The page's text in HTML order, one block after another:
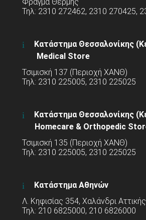
Τηλ: 2310 272462, 2310 270425,
Κατάστημα Θεσσαλονίκης
Medical Store
Τσιμισκή 137 (Περιοχή ΧΑΝΘ)
Τηλ: 2310 225005, 2310 225025
Κατάστημα Θεσσαλονίκης
Homecare & Orthopedic
Τσιμισκή 135 (Περιοχή ΧΑΝΘ)
Τηλ: 2310 225005, 2310 225025
Κατάστημα Αθηνών
Λ. Κηφισίας 354, Χαλάνδρι Αττικής
Τηλ: 210 6825000, 210 6826000